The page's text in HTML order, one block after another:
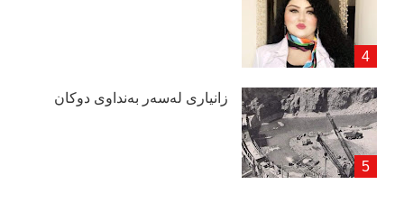
زانیاری لەسەر بەنداوی دوكان